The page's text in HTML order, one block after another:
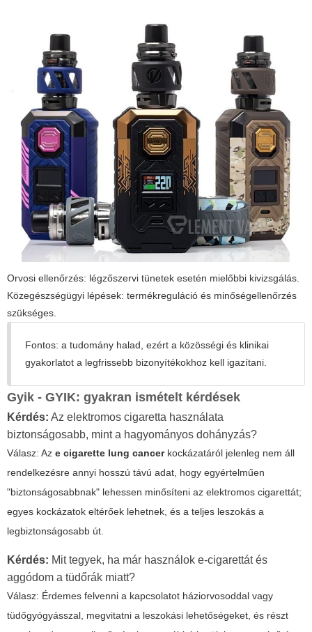
Orvosi ellenőrzés: légzőszervi tünetek esetén mielőbbi kivizsgálás.
Közegészségügyi lépések: termékreguláció és minőségellenőrzés
szükséges.
Fontos: a tudomány halad, ezért a közösségi és klinikai
gyakorlatot a legfrissebb bizonyítékokhoz kell igazítani.
Gyik - GYIK: gyakran ismételt kérdések
Kérdés: Az elektromos cigaretta használata
biztonságosabb, mint a hagyományos dohányzás?
Válasz: Az e cigarette lung cancerkockázatáról jelenleg nem áll
rendelkezésre annyi hosszú távú adat, hogy egyértelműen
"biztonságosabbnak" lehessen minősíteni az elektromos cigarettát;
egyes kockázatok eltérőek lehetnek, és a teljes leszokás a
legbiztonságosabb út.
Kérdés: Mit tegyek, ha már használok e-cigarettát és
aggódom a tüdőrák miatt?
Válasz: Érdemes felvenni a kapcsolatot háziorvosoddal vagy
tüdőgyógyásszal, megvitatni a leszokási lehetőségeket, és részt